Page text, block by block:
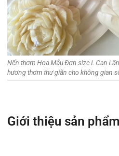
Nến thơm Hoa Mẫu Đơn size L Can
hương thơm thư giãn cho không gian
Giới thiệu sản phẩm